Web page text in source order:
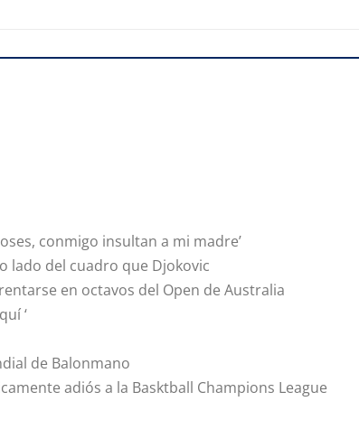
conmigo insultan a mi madre’
lado del cuadro que Djokovic
en octavos del Open de Australia
‘
de Balonmano
adiós a la Basktball Champions League